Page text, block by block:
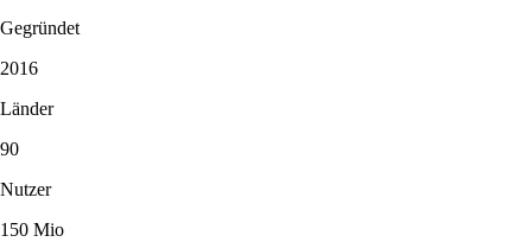
Gegründet
2016
Länder
90
Nutzer
150 Mio